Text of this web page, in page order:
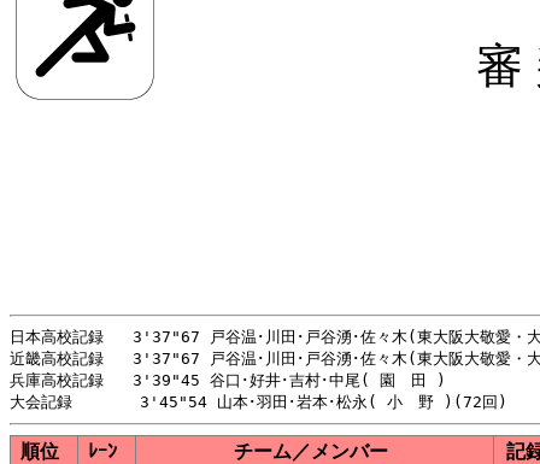
日本高校記録   3'37"67 戸谷温･川田･戸谷湧･佐々木(東大阪大敬愛・
近畿高校記録   3'37"67 戸谷温･川田･戸谷湧･佐々木(東大阪大敬愛・
兵庫高校記録   3'39"45 谷口･好井･吉村･中尾( 園　田 )   　
順位 ﾚｰﾝ チーム／メンバー 記